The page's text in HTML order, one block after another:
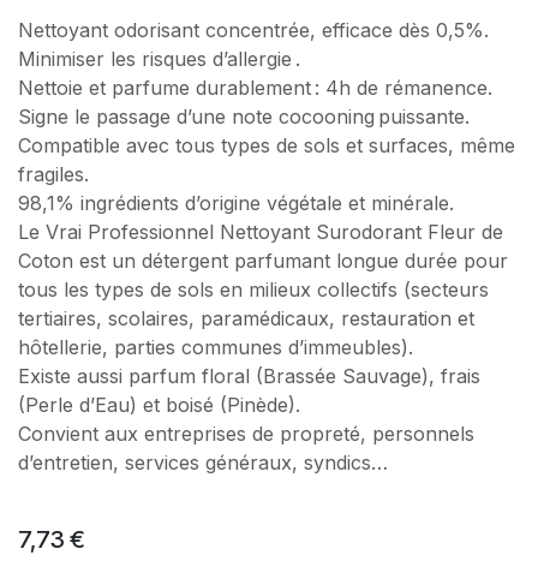
Nettoyant odorisant concentrée, efficace dès 0,5%.
Minimiser les risques d’allergie .
Nettoie et parfume durablement : 4h de rémanence.
Signe le passage d’une note cocooning puissante.
Compatible avec tous types de sols et surfaces, même
fragiles.
98,1% ingrédients d’origine végétale et minérale.
Le Vrai Professionnel Nettoyant Surodorant Fleur de
Coton est un détergent parfumant longue durée pour
tous les types de sols en milieux collectifs (secteurs
tertiaires, scolaires, paramédicaux, restauration et
hôtellerie, parties communes d’immeubles).
Existe aussi parfum floral (Brassée Sauvage), frais
(Perle d’Eau) et boisé (Pinède).
Convient aux entreprises de propreté, personnels
d’entretien, services généraux, syndics…
7,73 €